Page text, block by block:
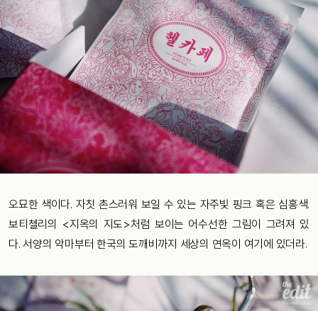
오묘한 색이다. 자칫 촌스러워 보일 수 있는 자주빛 핑크 혹은 심홍색.
보티첼리의 <지옥의 지도>처럼 보이는 어수선한 그림이 그려져 있
다. 서양의 악마부터 한국의 도깨비까지 세상의 연옥이 여기에 있더라.